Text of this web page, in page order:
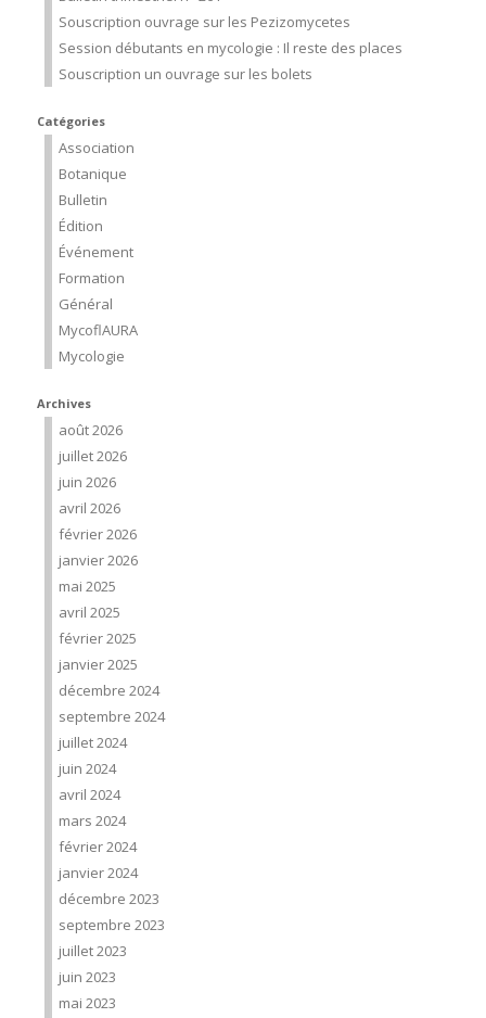
Souscription ouvrage sur les Pezizomycetes
Session débutants en mycologie : Il reste des places
Souscription un ouvrage sur les bolets
Catégories
Association
Botanique
Bulletin
Édition
Événement
Formation
Général
MycoflAURA
Mycologie
Archives
août 2026
juillet 2026
juin 2026
avril 2026
février 2026
janvier 2026
mai 2025
avril 2025
février 2025
janvier 2025
décembre 2024
septembre 2024
juillet 2024
juin 2024
avril 2024
mars 2024
février 2024
janvier 2024
décembre 2023
septembre 2023
juillet 2023
juin 2023
mai 2023